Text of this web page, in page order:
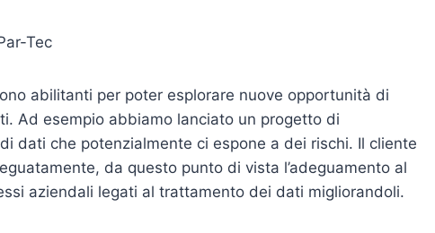
Tec
abilitanti per poter esplorare nuove opportunità di
Ad esempio abbiamo lanciato un progetto di
dati che potenzialmente ci espone a dei rischi. Il cliente
da questo punto di vista l’adeguamento al
aziendali legati al trattamento dei dati migliorandoli.